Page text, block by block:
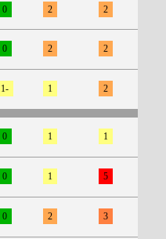
0 2 2
0 2 2
1- 1 2
0 1 1
0 1 5
0 2 3